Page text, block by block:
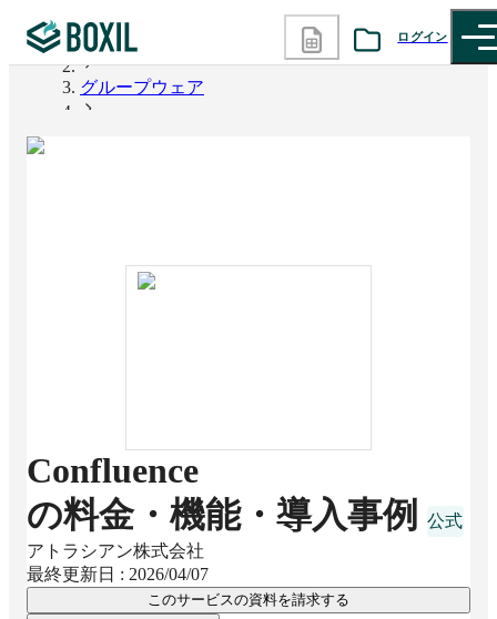
ログイン
カテゴリから探す
BOXILの使い方ガイド
BOXIL
グループウェア
Confluence
の料金・機能・導入事例
アトラシアン株式会社
最終更新日 : 2026/04/07
このサービスの資料を請求する